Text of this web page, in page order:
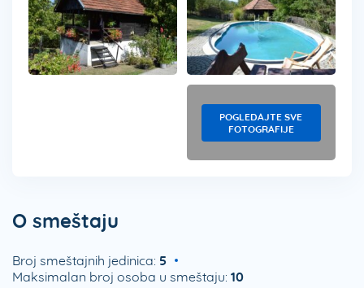
POGLEDAJTE SVE
FOTOGRAFIJE
O smeštaju
Broj smeštajnih jedinica: 5
Maksimalan broj osoba u smeštaju: 10